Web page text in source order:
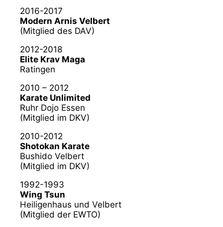
2016-2017
Modern Arnis Velbert
(Mitglied des DAV)
2012-2018
Elite Krav Maga
Ratingen
2010 – 2012
Karate Unlimited
Ruhr Dojo Essen
(Mitglied im DKV)
2010-2012
Shotokan Karate
Bushido Velbert
(Mitglied im DKV)
1992-1993
Wing Tsun
Heiligenhaus und Velbert
(Mitglied der EWTO)